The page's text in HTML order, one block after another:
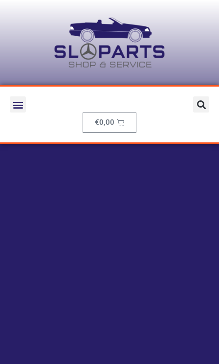
€0,00